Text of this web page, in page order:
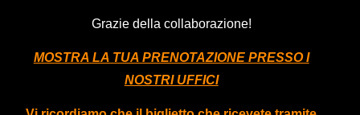
Grazie della collaborazione!
MOSTRA LA TUA PRENOTAZIONE PRESSO I
NOSTRI UFFICI